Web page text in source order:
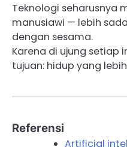
Teknologi seharusnya
manusiawi — lebih
dengan sesama.
Karena di ujung setiap
tujuan: hidup yang
Referensi
Artificial